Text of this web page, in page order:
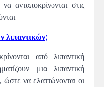
ανταποκρίνονται στις
.
λιπαντικών;
από λιπαντική
μια λιπαντική
ώστε να ελαττώνονται οι